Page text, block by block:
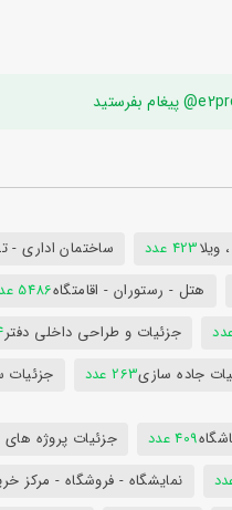
423 عدد ساختمان اداری -
هتل - رستوران - اقامتگاه5486 عدد
جزئیات و طراحی داخلی دفتر
جاده سازی263 عدد
409 عدد جزئیات پروژه
نمایشگاه - فروشگاه - مرکز